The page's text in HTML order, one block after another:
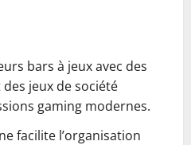
bars à jeux avec des
jeux de société
gaming modernes.
facilite l’organisation